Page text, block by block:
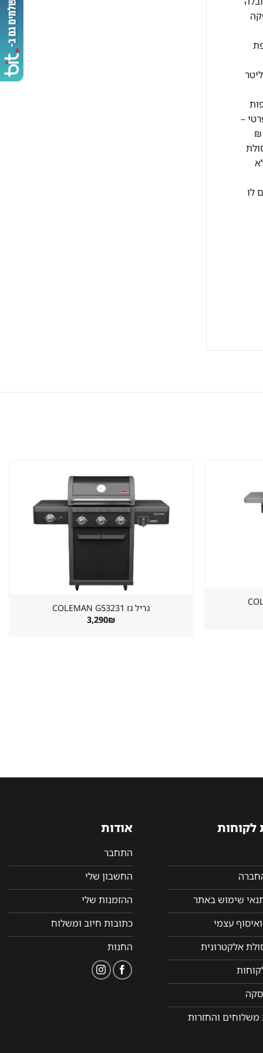
ש"ח וזמן האספקה
משנה כמה קומות – בהתאם לשיקול המוביל ותנאי המקום. היפוך דלתות במקררים – עד 300 ליטר
בית פרטי –
ג' למזגן עד 2 כ"ס 50 ₪ לקומה תוספת קומה מעל קומה ג' למזגן מעל 2 כ"ס 70 ₪
לקומה פינוי פסולת
בבניין ללא
לו
גריל גז ⁦COLEMAN G53231⁩
3,290₪
לקוחות
שימוש באתר
עצמי
אלקטרונית
משלוחים והחזרות
אודות
התחבר
החשבון שלי
ההזמנות שלי
כתובות חיוב ומשלוח
החנות